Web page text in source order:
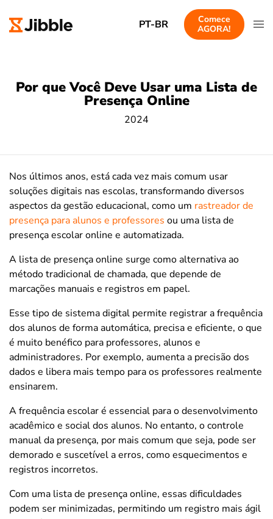
PT-BR
Comece
AGORA!
Por que Você Deve Usar uma Lista de
Presença Online
2024
Nos últimos anos, está cada vez mais comum usar
soluções digitais nas escolas, transformando diversos
aspectos da gestão educacional, como um rastreador de
presença para alunos e professores ou uma lista de
presença escolar online e automatizada.
A lista de presença online surge como alternativa ao
método tradicional de chamada, que depende de
marcações manuais e registros em papel.
Esse tipo de sistema digital permite registrar a frequência
dos alunos de forma automática, precisa e eficiente, o que
é muito benéfico para professores, alunos e
administradores. Por exemplo, aumenta a precisão dos
dados e libera mais tempo para os professores realmente
ensinarem.
A frequência escolar é essencial para o desenvolvimento
acadêmico e social dos alunos. No entanto, o controle
manual da presença, por mais comum que seja, pode ser
demorado e suscetível a erros, como esquecimentos e
registros incorretos.
Com uma lista de presença online, essas dificuldades
podem ser minimizadas, permitindo um registro mais ágil